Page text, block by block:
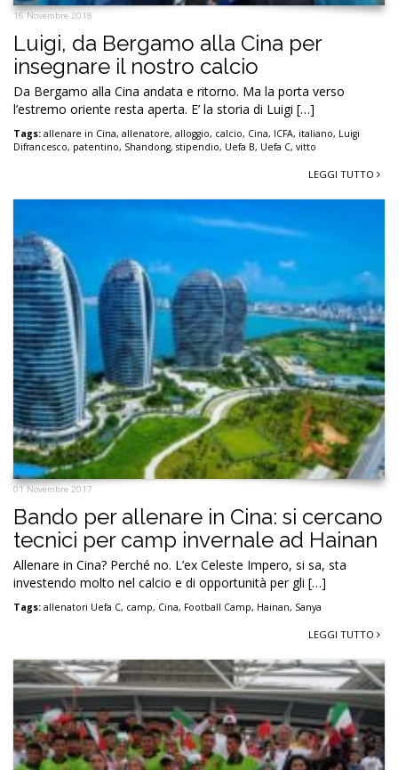
16 Novembre 2018
Luigi, da Bergamo alla Cina per
insegnare il nostro calcio
Da Bergamo alla Cina andata e ritorno. Ma la porta verso
l’estremo oriente resta aperta. E’ la storia di Luigi […]
Tags: allenare in Cina, allenatore, alloggio, calcio, Cina, ICFA, italiano, Luigi
Difrancesco, patentino, Shandong, stipendio, Uefa B, Uefa C, vitto
LEGGI TUTTO
01 Novembre 2017
Bando per allenare in Cina: si cercano
tecnici per camp invernale ad Hainan
Allenare in Cina? Perché no. L’ex Celeste Impero, si sa, sta
investendo molto nel calcio e di opportunità per gli […]
Tags: allenatori Uefa C, camp, Cina, Football Camp, Hainan, Sanya
LEGGI TUTTO